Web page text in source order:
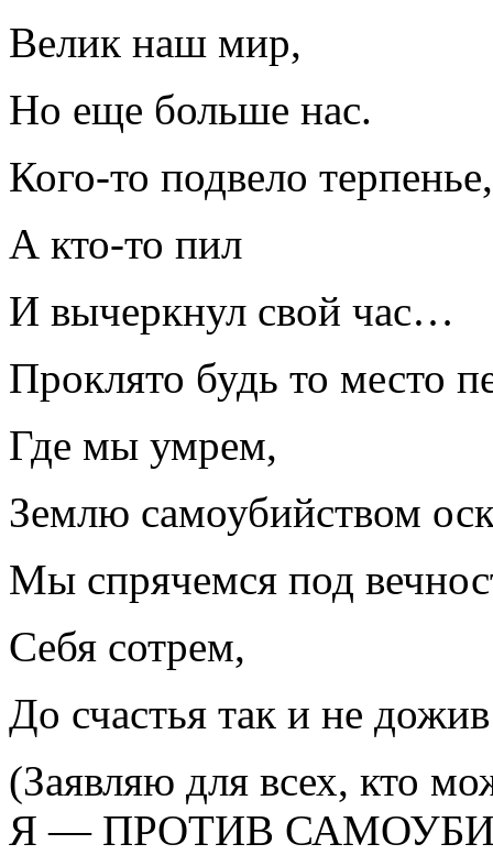
Велик наш мир,
Но еще больше нас.
Кого-то подвело терпенье,
А кто-то пил
И вычеркнул свой час…
Проклято будь то место
Где мы умрем,
Землю самоубийством
Мы спрячемся под
Себя сотрем,
До счастья так и не
(Заявляю для всех, кто
Я — ПРОТИВ